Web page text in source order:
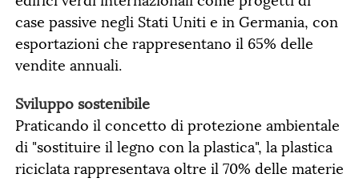
case passive negli Stati Uniti e in Germania, con
esportazioni che rappresentano il 65% delle
vendite annuali.
Sviluppo sostenibile
Praticando il concetto di protezione ambientale
di "sostituire il legno con la plastica", la plastica
riciclata rappresentava oltre il 70% delle materie